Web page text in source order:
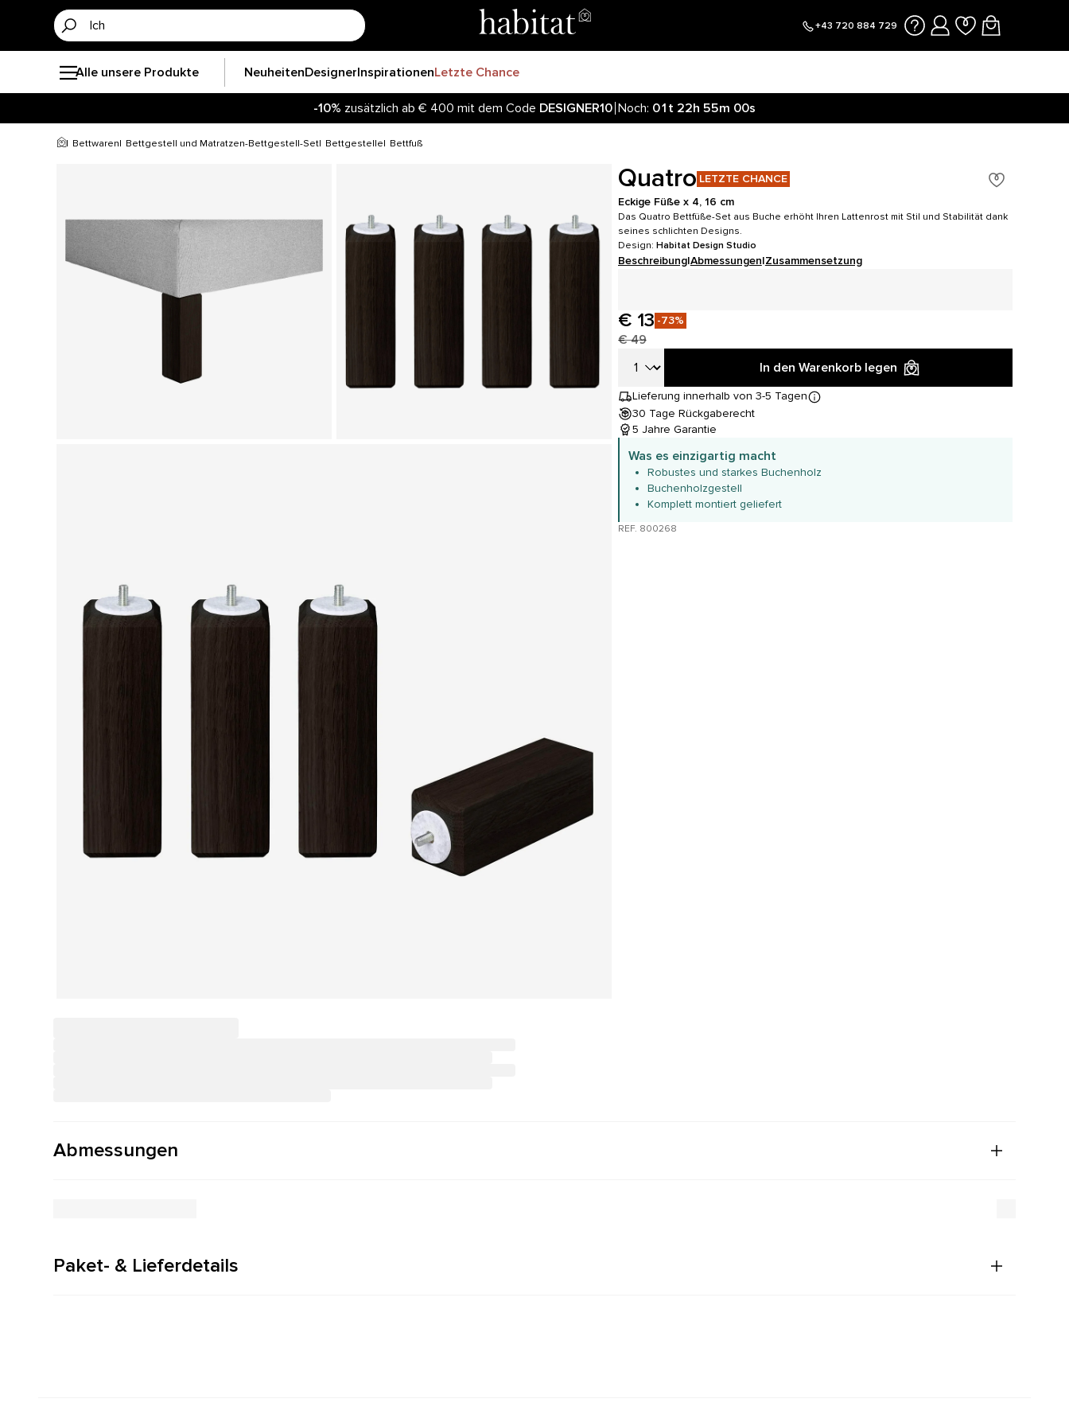
+43 720 884 729
Alle unsere Produkte NeuheitenDesignerInspirationenLetzte Chance
-10% zusätzlich ab € 400 mit dem Code DESIGNER10 Noch: 01t 22h 55m 00s
Bettwaren Bettgestell und Matratzen-Bettgestell-Set Bettgestelle Bettfuß
Quatro LETZTE CHANCE
Eckige Füße x 4, 16 cm
Das Quatro Bettfüße-Set aus Buche erhöht Ihren Lattenrost mit Stil und Stabilität dank
seines schlichten Designs.
Design: Habitat Design Studio
Beschreibung|Abmessungen|Zusammensetzung
€ 13 -73%
€ 49
In den Warenkorb legen
Lieferung innerhalb von 3-5 Tagen
30 Tage Rückgaberecht
5 Jahre Garantie
Was es einzigartig macht
Robustes und starkes Buchenholz
Buchenholzgestell
Komplett montiert geliefert
REF. 800268
Abmessungen
Paket- & Lieferdetails